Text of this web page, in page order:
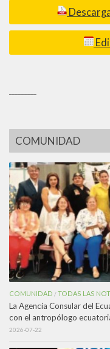
COMUNIDAD
COMUNIDAD /TODAS LAS
La Agencia Consular del
con el antropólogo
2026-07-22